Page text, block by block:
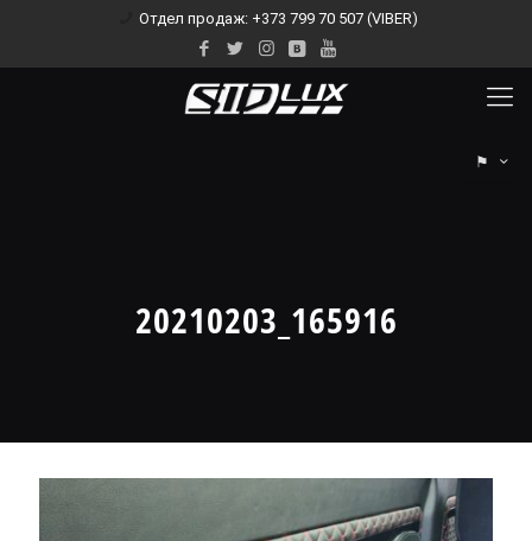
Отдел продаж: +373 799 70 507 (VIBER)
⚑
20210203_165916